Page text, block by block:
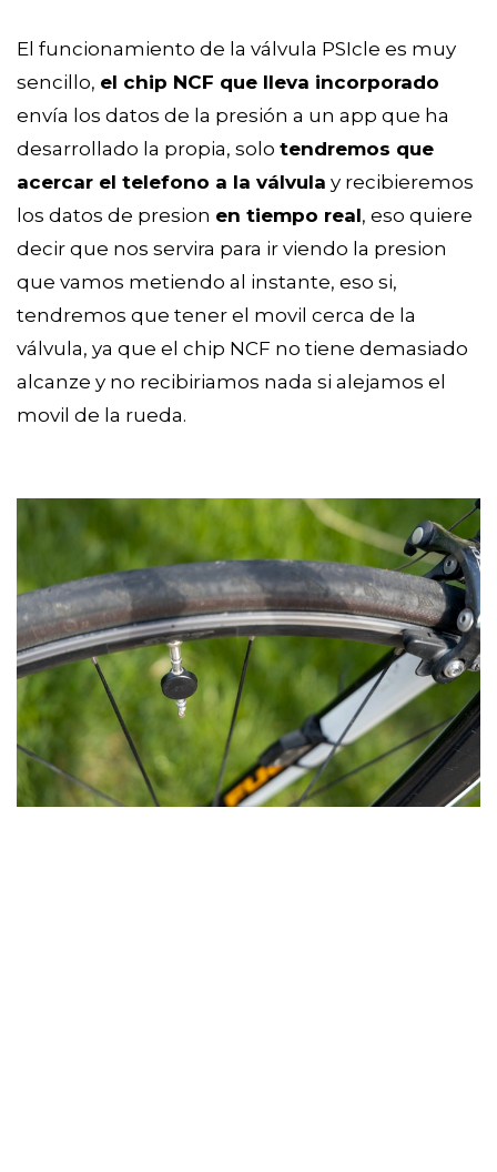
El funcionamiento de la válvula PSIcle es muy
sencillo, el chip NCF que lleva incorporado
envía los datos de la presión a un app que ha
desarrollado la propia, solo tendremos que
acercar el telefono a la válvula y recibieremos
los datos de presion en tiempo real, eso quiere
decir que nos servira para ir viendo la presion
que vamos metiendo al instante, eso si,
tendremos que tener el movil cerca de la
válvula, ya que el chip NCF no tiene demasiado
alcanze y no recibiriamos nada si alejamos el
movil de la rueda.